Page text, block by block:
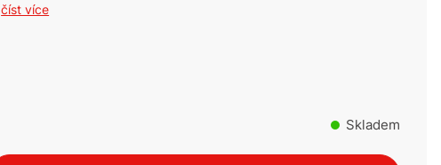
číst více
Skladem